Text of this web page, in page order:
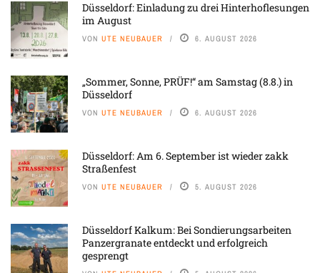
Düsseldorf: Einladung zu drei Hinterhoflesungen
im August
VON UTE NEUBAUER 6. AUGUST 2026
„Sommer, Sonne, PRÜF!“ am Samstag (8.8.) in
Düsseldorf
VON UTE NEUBAUER 6. AUGUST 2026
Düsseldorf: Am 6. September ist wieder zakk
Straßenfest
VON UTE NEUBAUER 5. AUGUST 2026
Düsseldorf Kalkum: Bei Sondierungsarbeiten
Panzergranate entdeckt und erfolgreich
gesprengt